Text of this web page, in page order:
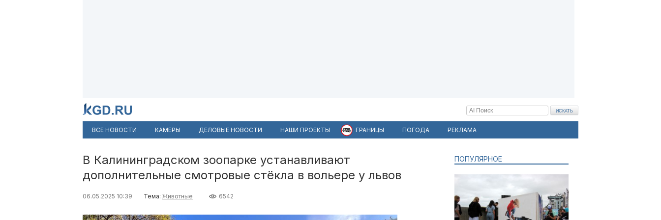
ВСЕ НОВОСТИ КАМЕРЫ ДЕЛОВЫЕ НОВОСТИ НАШИ ПРОЕКТЫ ГРАНИЦЫ ПОГОДА РЕКЛАМА
В Калининградском зоопарке устанавливают
дополнительные смотровые стёкла в вольере у львов
06.05.2025 10:39 Тема: Животные 6542
ПОПУЛЯРНОЕ